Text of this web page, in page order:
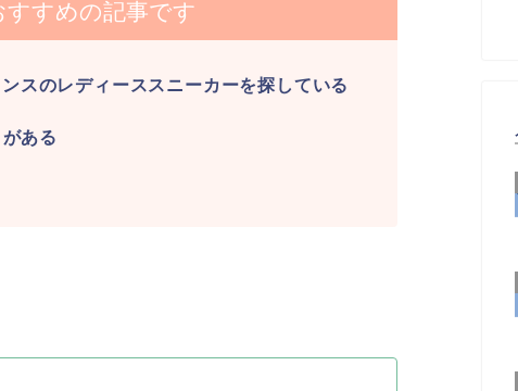
すめの記事です
スのレディーススニーカーを探している
ある